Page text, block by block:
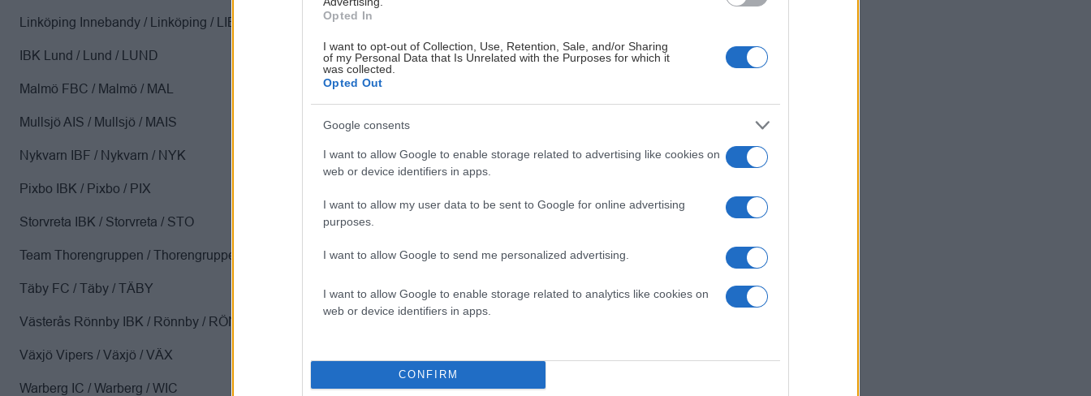
Opted In
I want to opt-out of Collection, Use, Retention, Sale, and/or Sharing
of my Personal Data that Is Unrelated with the Purposes for which it
was collected.
Opted Out
Google consents
I want to allow Google to enable storage related to advertising like cookies on
web or device identifiers in apps.
I want to allow my user data to be sent to Google for online advertising
purposes.
I want to allow Google to send me personalized advertising.
I want to allow Google to enable storage related to analytics like cookies on
web or device identifiers in apps.
CONFIRM
Linköping Innebandy / Linköping / LIBK
IBK Lund / Lund / LUND
Malmö FBC / Malmö / MAL
Mullsjö AIS / Mullsjö / MAIS
Nykvarn IBF / Nykvarn / NYK
Pixbo IBK / Pixbo / PIX
Storvreta IBK / Storvreta / STO
Team Thorengruppen / Thorengruppen / TTG
Täby FC / Täby / TÄBY
Västerås Rönnby IBK / Rönnby / RÖN
Växjö Vipers / Växjö / VÄX
Warberg IC / Warberg / WIC